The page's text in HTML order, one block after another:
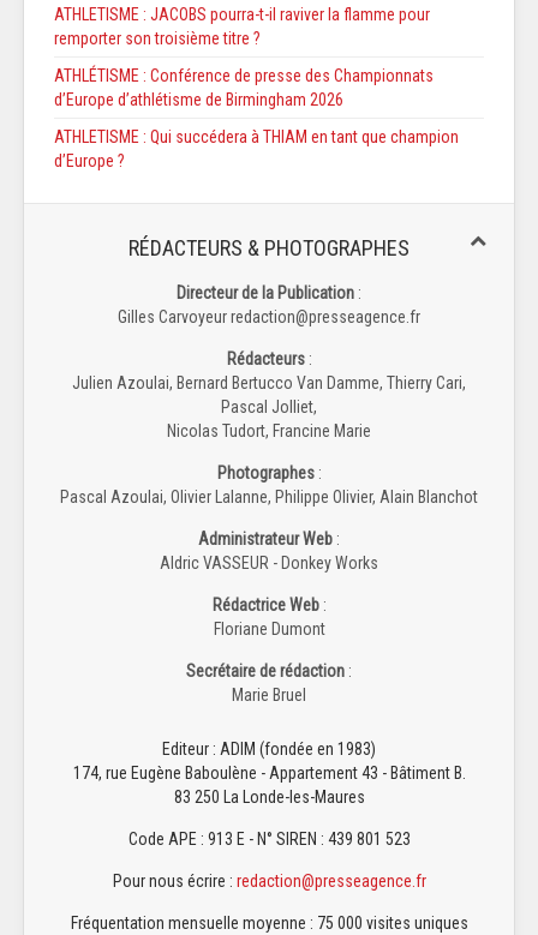
ATHLETISME : JACOBS pourra-t-il raviver la flamme pour
remporter son troisième titre ?
ATHLÉTISME : Conférence de presse des Championnats
d’Europe d’athlétisme de Birmingham 2026
ATHLETISME : Qui succédera à THIAM en tant que champion
d’Europe ?
RÉDACTEURS & PHOTOGRAPHES
Directeur de la Publication :
Gilles Carvoyeur redaction@presseagence.fr
Rédacteurs:
Julien Azoulai, Bernard Bertucco Van Damme, Thierry Cari,
Pascal Jolliet,
Nicolas Tudort, Francine Marie
Photographes:
Pascal Azoulai, Olivier Lalanne, Philippe Olivier, Alain Blanchot
Administrateur Web :
Aldric VASSEUR - Donkey Works
Rédactrice Web:
Floriane Dumont
Secrétaire de rédaction :
Marie Bruel
Editeur : ADIM (fondée en 1983)
174, rue Eugène Baboulène - Appartement 43 - Bâtiment B.
83 250 La Londe-les-Maures
Code APE : 913 E - N° SIREN : 439 801 523
Pour nous écrire : redaction@presseagence.fr
Fréquentation mensuelle moyenne : 75 000 visites uniques